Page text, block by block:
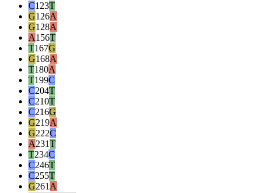
C123T
G126A
G128A
A156T
T167G
G168A
T180A
T199C
C204T
C210T
C216G
G219A
G222C
A231T
T234C
C246T
C255T
G261 A